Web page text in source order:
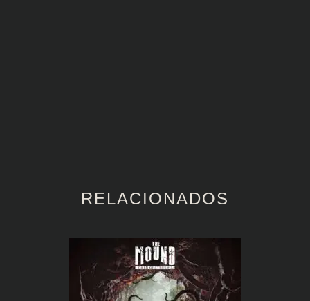
RELACIONADOS